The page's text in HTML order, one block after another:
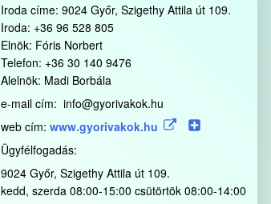
Iroda címe: 9024 Győr, Szigethy Attila út 109.
Iroda: +36 96 528 805
Elnök: Fóris Norbert
Telefon: +36 30 140 9476
Alelnök: Madi Borbála
e-mail cím: info@gyorivakok.hu
web cím: www.gyorivakok.hu
Ügyfélfogadás:
9024 Győr, Szigethy Attila út 109.
kedd, szerda 08:00-15:00 csütörtök 08:00-14:00